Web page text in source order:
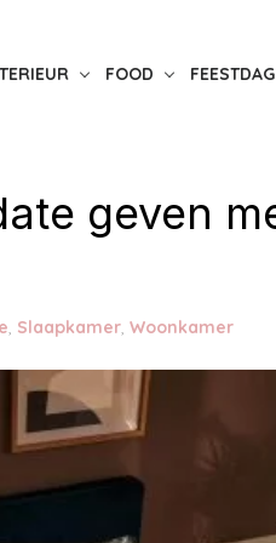
FOOD FEESTDAG
geven
Slaapkamer Woonkamer